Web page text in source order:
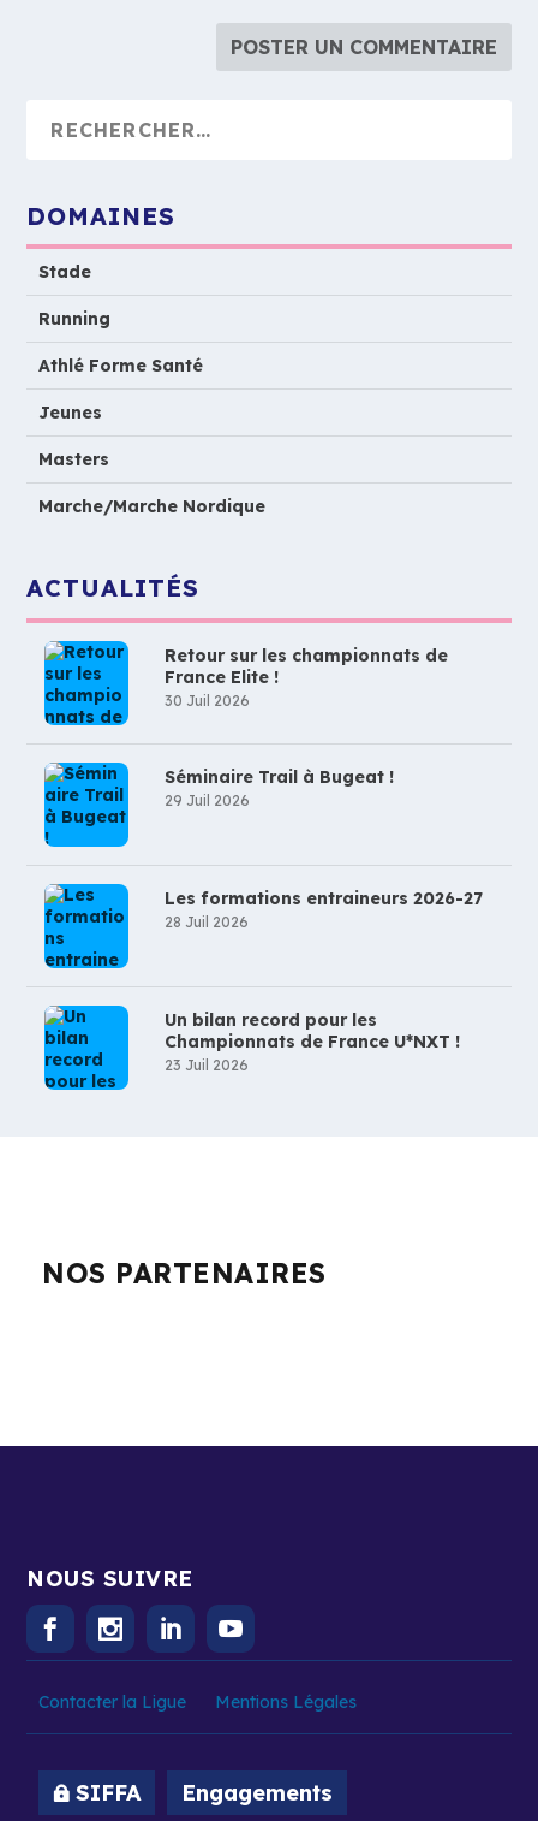
DOMAINES
Stade
Running
Athlé Forme Santé
Jeunes
Masters
Marche/Marche Nordique
ACTUALITÉS
Retour sur les championnats de
France Elite !
30 Juil 2026
Séminaire Trail à Bugeat !
29 Juil 2026
Les formations entraineurs 2026-27
28 Juil 2026
Un bilan record pour les
Championnats de France U*NXT !
23 Juil 2026
NOS PARTENAIRES
NOUS SUIVRE
Contacter la Ligue Mentions Légales
SIFFA Engagements